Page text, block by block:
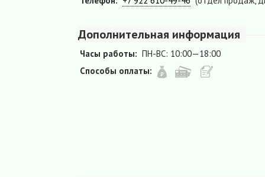
Дополнительная информация
Часы работы: ПН-ВС: 10:00—18:00
Способы оплаты: